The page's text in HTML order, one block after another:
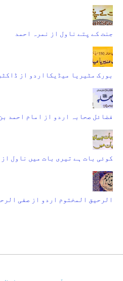
جنت کے پتے ناول از نمرہ احمد
بورک مٹیریا میڈیکااردو از
فضائل صحابہ اردو از امام احمد
کوئی بات ہے تیری بات میں ناول
الرحیق المختوم اردو از صفی